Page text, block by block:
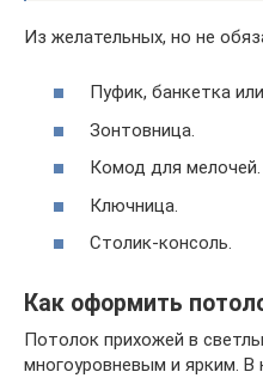
Из желательных, но не
Пуфик, банкетка
Зонтовница.
Комод для мелочей.
Ключница.
Столик-консоль.
Как оформить
Потолок прихожей в
многоуровневым и ярким.